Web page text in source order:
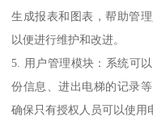
生成报表和图表，帮助管
以便进行维护和改进。
5. 用户管理模块：系统可
份信息、进出电梯的记录
确保只有授权人员可以使用